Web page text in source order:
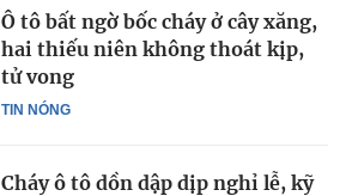
TIN NÓNG
Ô tô bất ngờ bốc cháy ở cây xăng,
hai thiếu niên không thoát kịp,
tử vong
Cháy ô tô dồn dập dịp nghỉ lễ, kỹ